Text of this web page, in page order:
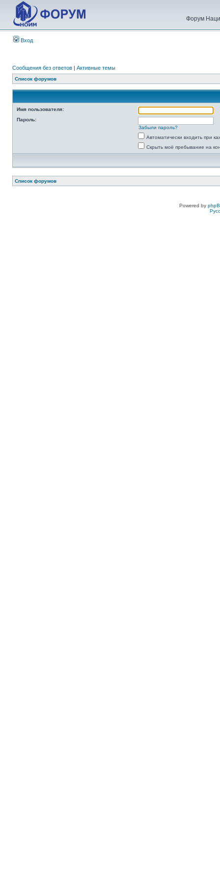
Форум
Вход
Сообщения без ответов | Активные темы
Список форумов
Имя пользователя:
Пароль:
Забыли пароль?
Автоматически входить при
Скрыть моё пребывание на
Список форумов
Powered by